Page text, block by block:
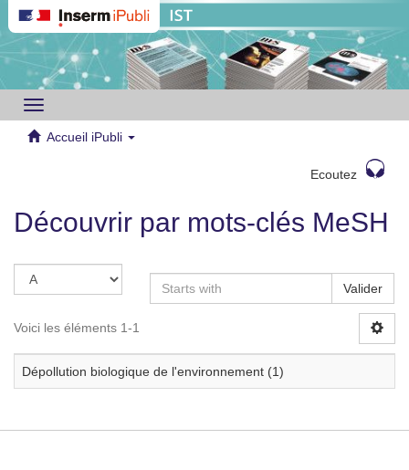
Toggle
navigation
Accueil iPubli
Ecoutez
Découvrir par mots-clés MeSH
Valider
Voici les éléments 1-1
Dépollution biologique de l'environnement (1)